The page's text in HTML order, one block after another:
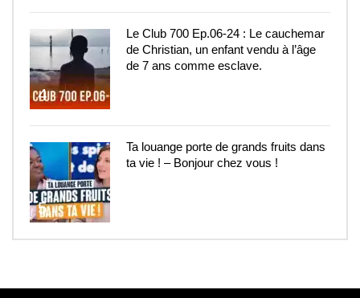
4
Le Club 700 Ep.06-24 : Le cauchemar
de Christian, un enfant vendu à l’âge
de 7 ans comme esclave.
5
Ta louange porte de grands fruits dans
ta vie ! – Bonjour chez vous !